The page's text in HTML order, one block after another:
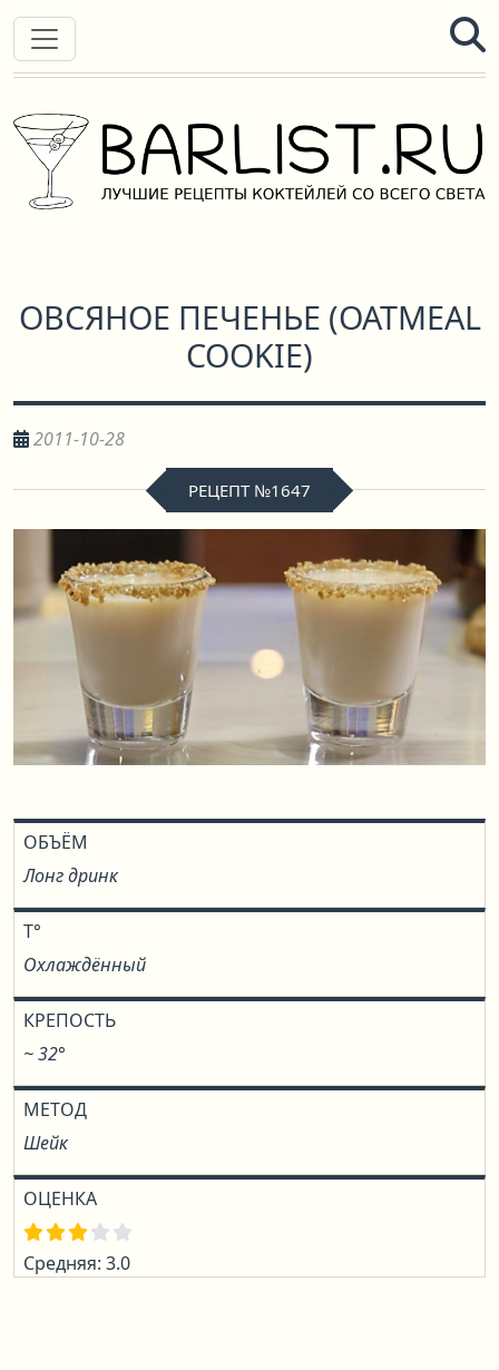
ОВСЯНОЕ ПЕЧЕНЬЕ (OATMEAL
COOKIE)
2011-10-28
РЕЦЕПТ №1647
ОБЪЁМ
Лонг дринк
T°
Охлаждённый
КРЕПОСТЬ
~ 32°
МЕТОД
Шейк
ОЦЕНКА
Средняя: 3.0